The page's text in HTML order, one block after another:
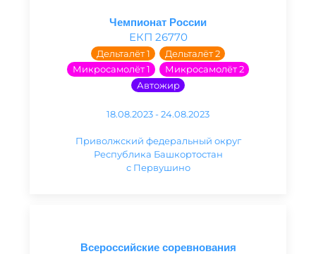
Чемпионат России
ЕКП 26770
Дельталёт 1
Дельталёт 2
Микросамолёт 1
Микросамолёт 2
Автожир
18.08.2023 - 24.08.2023
Приволжский федеральный округ
Республика Башкортостан
с Первушино
Всероссийские соревнования